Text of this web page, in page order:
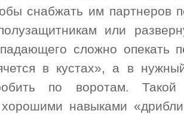
снабжать им партнеров
или
сложно опекать
в кустах», а в
по воротам. Такой
хорошими навыками